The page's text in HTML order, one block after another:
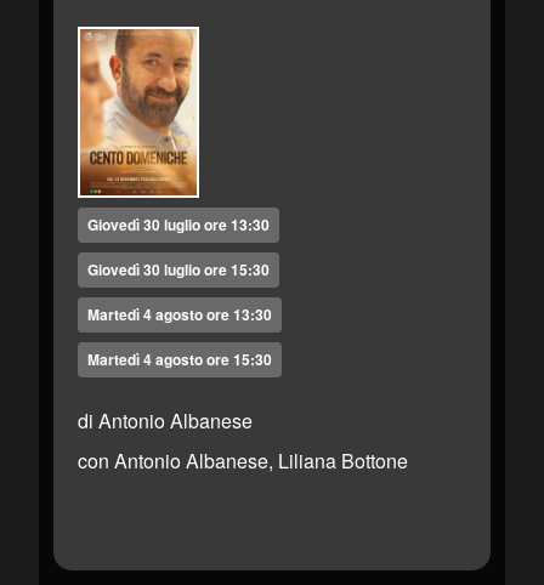
Giovedì 30 luglio ore 13:30
Giovedì 30 luglio ore 15:30
Martedì 4 agosto ore 13:30
Martedì 4 agosto ore 15:30
di Antonio Albanese
con Antonio Albanese, Liliana Bottone